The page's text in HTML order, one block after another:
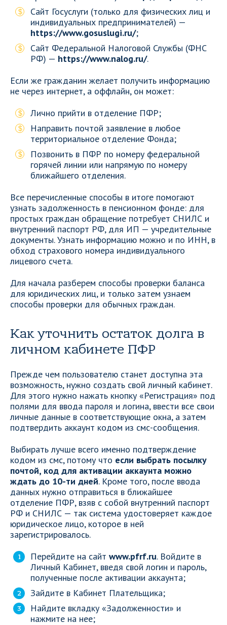
Сайт Госуслуги (только для физических лиц и
индивидуальных предпринимателей) —
https://www.gosuslugi.ru/;
Сайт Федеральной Налоговой Службы (ФНС
РФ) — https://www.nalog.ru/.
Если же гражданин желает получить информацию
не через интернет, а оффлайн, он может:
Лично прийти в отделение ПФР;
Направить почтой заявление в любое
территориальное отделение Фонда;
Позвонить в ПФР по номеру федеральной
горячей линии или напрямую по номеру
ближайшего отделения.
Все перечисленные способы в итоге помогают
узнать задолженность в пенсионном фонде: для
простых граждан обращение потребует СНИЛС и
внутренний паспорт РФ, для ИП — учредительные
документы. Узнать информацию можно и по ИНН, в
обход страхового номера индивидуального
лицевого счета.
Для начала разберем способы проверки баланса
для юридических лиц, и только затем узнаем
способы проверки для обычных граждан.
Как уточнить остаток долга в
личном кабинете ПФР
Прежде чем пользователю станет доступна эта
возможность, нужно создать свой личный кабинет.
Для этого нужно нажать кнопку «Регистрация» под
полями для ввода пароля и логина, ввести все свои
личные данные в соответствующие окна, а затем
подтвердить аккаунт кодом из смс-сообщения.
Выбирать лучше всего именно подтверждение
кодом из смс, потому что если выбрать посылку
почтой, код для активации аккаунта можно
ждать до 10-ти дней. Кроме того, после ввода
данных нужно отправиться в ближайшее
отделение ПФР, взяв с собой внутренний паспорт
РФ и СНИЛС — так система удостоверяет каждое
юридическое лицо, которое в ней
зарегистрировалось.
Перейдите на сайт www.pfrf.ru. Войдите в
Личный Кабинет, введя свой логин и пароль,
полученные после активации аккаунта;
Зайдите в Кабинет Плательщика;
Найдите вкладку «Задолженности» и
нажмите на нее;